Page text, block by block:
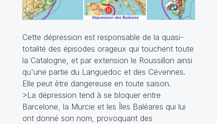
Cette dépression est responsable de la quasi-
totalité des épisodes orageux qui touchent toute
la Catalogne, et par extension le Roussillon ainsi
qu'une partie du Languedoc et des Cévennes.
Elle peut être dangereuse en toute saison.
>La dépression tend à se bloquer entre
Barcelone, la Murcie et les Îles Baléares qui lui
ont donné son nom, provoquant des